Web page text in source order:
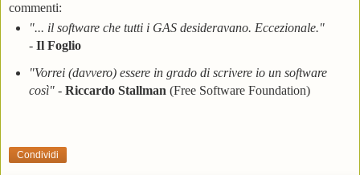
commenti:
"... il software che tutti i GAS desideravano. Eccezionale."
- Il Foglio
"Vorrei (davvero) essere in grado di scrivere io un software
così"- Riccardo Stallman (Free Software Foundation)
Condividi